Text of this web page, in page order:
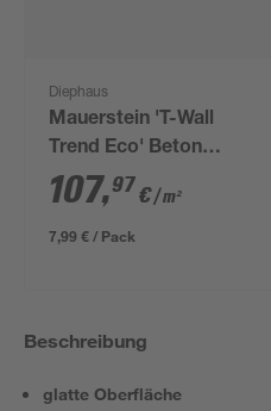
Diephaus
Mauerstein 'T-Wall
Trend Eco' Beton
sandsteinfarben 45 x
22,5 x 16,5 cm
107,97€/ m²
7,99 € / Pack
Beschreibung
glatte Oberfläche